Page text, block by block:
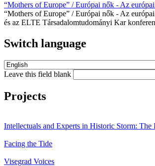
“Mothers of Europe” / Európai nők - Az
“Mothers of Europe” / Európai nők - Az
és az ELTE Társadalomtudományi Kar
Switch language
Leave this field blank
Projects
Intellectuals and Experts in Historic Storm: The
Facing the Tide
Visegrad Voices